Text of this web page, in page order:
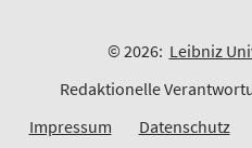
© 2026: Leibniz
Redaktionelle
Impressum
Datenschutz